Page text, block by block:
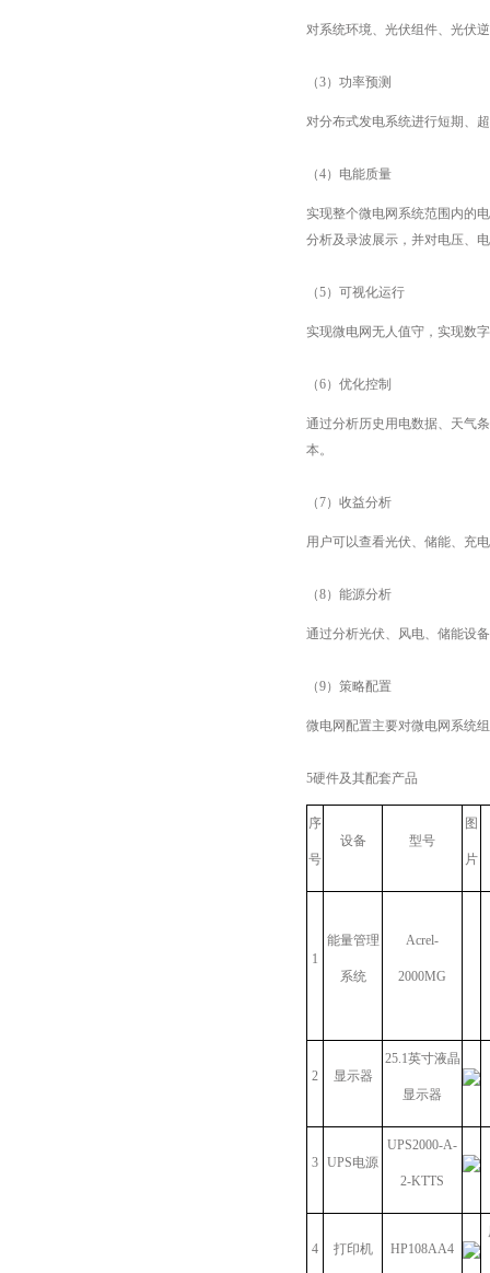
对系统环境、光伏组件、光伏
（3）功率预测
对分布式发电系统进行短期、
（4）电能质量
实现整个微电网系统范围内的
分析及录波展示，并对电压、
（5）可视化运行
实现微电网无人值守，实现数
（6）优化控制
通过分析历史用电数据、天气
本。
（7）收益分析
用户可以查看光伏、储能、充
（8）能源分析
通过分析光伏、风电、储能设
（9）策略配置
微电网配置主要对微电网系统
5硬件及其配套产品
序
号
设备 型号
图
片
1
能量管理
系统
Acrel-
2000MG
2 显示器
25.1英寸液晶
显示器
3 UPS电源
UPS2000-A-
2-KTTS
4 打印机 HP108AA4